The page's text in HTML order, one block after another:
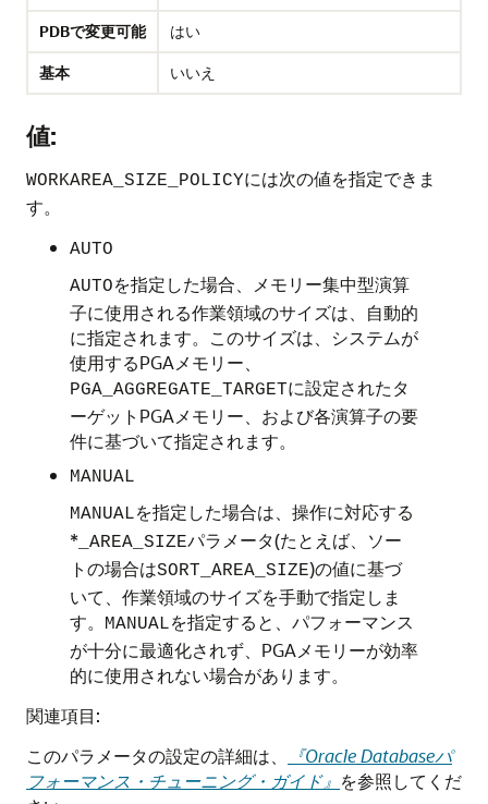
PDBで変更可能
はい
基本
いいえ
値:
WORKAREA_SIZE_POLICYには次の値を指定できま
す。
AUTO
AUTOを指定した場合、メモリー集中型演算
子に使用される作業領域のサイズは、自動的
に指定されます。このサイズは、システムが
使用するPGAメモリー、
PGA_AGGREGATE_TARGETに設定されたタ
ーゲットPGAメモリー、および各演算子の要
件に基づいて指定されます。
MANUAL
MANUALを指定した場合は、操作に対応する
* _AREA_SIZEパラメータ(たとえば、ソー
トの場合はSORT_AREA_SIZE)の値に基づ
いて、作業領域のサイズを手動で指定しま
す。
MANUALを指定すると、パフォーマンス
が十分に最適化されず、PGAメモリーが効率
的に使用されない場合があります。
関連項目:
このパラメータの設定の詳細は、
『Oracle Databaseパ
フォーマンス・チューニング・ガイド』 を参照してくだ